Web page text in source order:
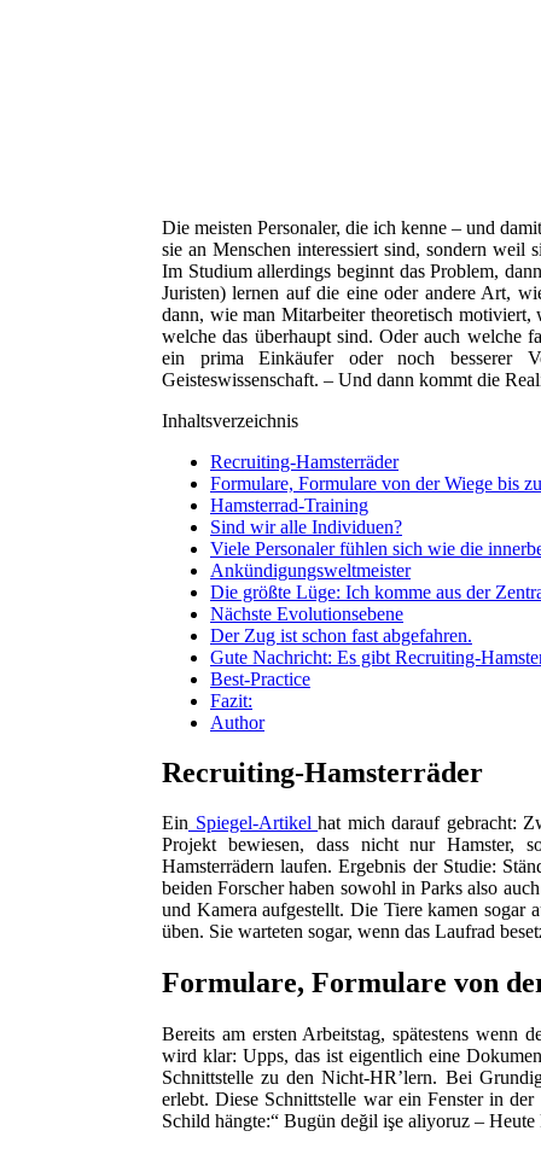
Die meisten Personaler, die ich kenne – und
sie an Menschen interessiert sind, sondern
Im Studium allerdings beginnt das Problem,
Juristen) lernen auf die eine oder andere Art,
dann, wie man Mitarbeiter theoretisch motiviert,
welche das überhaupt sind. Oder auch welche
ein prima Einkäufer oder noch besserer
Geisteswissenschaft. – Und dann kommt die
Inhaltsverzeichnis
Recruiting-Hamsterräder
Formulare, Formulare von der Wiege bis
Hamsterrad-Training
Sind wir alle Individuen?
Viele Personaler fühlen sich wie die
Ankündigungsweltmeister
Die größte Lüge: Ich komme aus der
Nächste Evolutionsebene
Der Zug ist schon fast abgefahren.
Gute Nachricht: Es gibt Recruiting-
Best-Practice
Fazit:
Author
Recruiting-Hamsterräder
Ein Spiegel-Artikelhat mich darauf gebracht:
Projekt bewiesen, dass nicht nur Hamster,
Hamsterrädern laufen. Ergebnis der Studie:
beiden Forscher haben sowohl in Parks also
und Kamera aufgestellt. Die Tiere kamen sogar
üben. Sie warteten sogar, wenn das Laufrad
Formulare, Formulare von
Bereits am ersten Arbeitstag, spätestens wenn
wird klar: Upps, das ist eigentlich eine
Schnittstelle zu den Nicht-HR’lern. Bei
erlebt. Diese Schnittstelle war ein Fenster in
Schild hängte:“ Bugün değil işe aliyoruz –